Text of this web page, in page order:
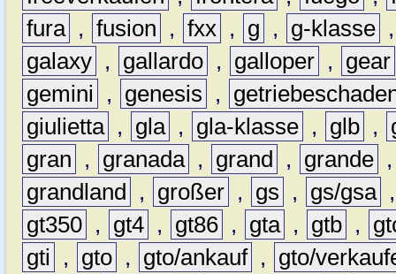
fura , fusion , fxx , g , g-klasse
galaxy , gallardo , galloper ,
gear
gemini
, genesis ,
giulietta , gla , gla-klasse , glb ,
gran
, granada , grand , grande
grandland
, großer , gs , gs/gsa
gt350 , gt4 , gt86 , gta , gtb ,
gti
, gto , gto/ankauf ,
gto/